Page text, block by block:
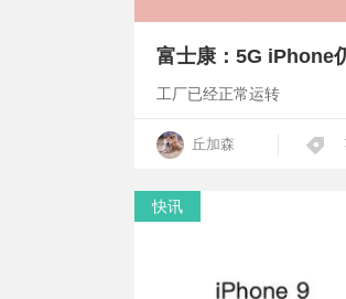
富士康：5G iPhone
工厂已经正常运转
丘加森
快讯